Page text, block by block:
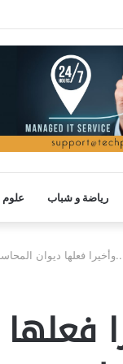
رياضة و شباب علوم
..وأخيرا فعلها ديوان